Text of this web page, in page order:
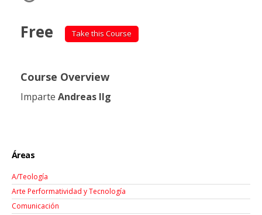
Free Take this Course
Course Overview
Imparte Andreas Ilg
Áreas
A/Teología
Arte Performatividad y Tecnología
Comunicación